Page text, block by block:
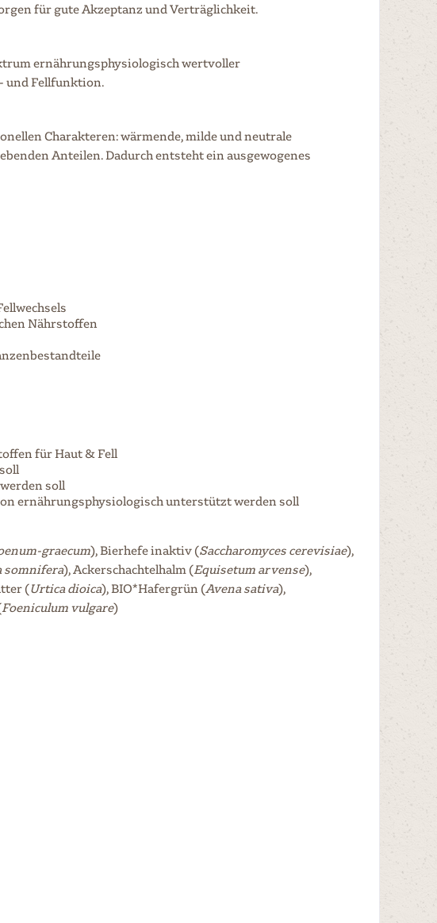
für gute Akzeptanz und Verträglichkeit.
ernährungsphysiologisch wertvoller
und Fellfunktion.
Charakteren: wärmende, milde und neutrale
Anteilen. Dadurch entsteht ein ausgewogenes
Nährstoffen
für Haut & Fell
soll
ernährungsphysiologisch unterstützt werden soll
graecum), Bierhefe inaktiv (Saccharomyces cerevisiae),
somnifera), Ackerschachtelhalm (Equisetum arvense),
(Urtica dioica), BIO*Hafergrün (Avena sativa),
Foeniculum vulgare)